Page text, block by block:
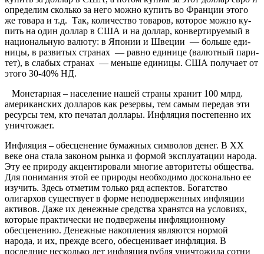
определим сколько за него можно купить во Франции этого
же товара и т.д. Так, ко­ли­че­ство то­ва­ров, ко­то­рое мож­но ку­
пить на один дол­лар в США и на дол­лар, кон­вер­ти­ру­емый в
на­цио­на­ль­ную ва­люту: в Япо­нии и Шве­ции — бо­ль­ше еди­
ни­цы, в раз­ви­тых стра­нах — рав­но еди­ни­це (ва­лют­ный па­ри­
тет), в сла­бых стра­нах — ме­нь­ше еди­ницы. США по­лу­ча­ет от
это­го 30-40% НД.
Монетарная – население нашей страны хранит 100 млрд.
американских долларов как резервы, тем самым передав эти
ресурсы тем, кто печатал доллары. Инфляция постепенно их
уничтожает.
Инфляция – обесценение бумажных символов денег. В ХХ
веке она стала законом рынка и формой эксплуатации народа.
Эту ее природу акцентировали многие авторитеты общества.
Для понимания этой ее природы необходимо досконально ее
изучить. Здесь отметим только ряд аспектов. Богатство
олигархов существует в форме неподверженных инфляции
активов. Даже их денежные средства хранятся на условиях,
которые практически не подвержены инфляционному
обесценению. Денежные накопления являются нормой
народа, и их, прежде всего, обесценивает инфляция. В
последние несколько лет инфляция рубля уничтожила сотни